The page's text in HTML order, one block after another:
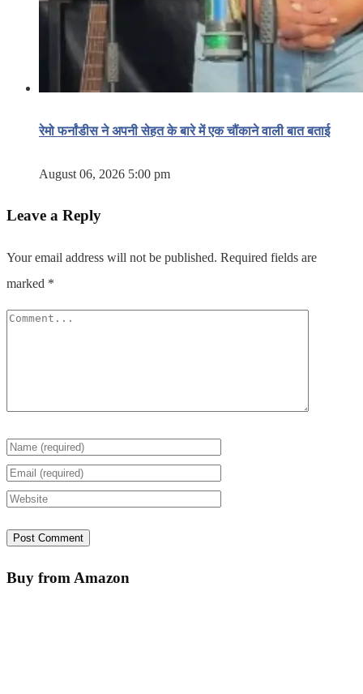
रेमो फर्नांडीस ने अपनी सेहत के बारे में एक चौंकाने वाली बात बताई
August 06, 2026 5:00 pm
Leave a Reply
Your email address will not be published. Required fields are
marked *
Buy from Amazon